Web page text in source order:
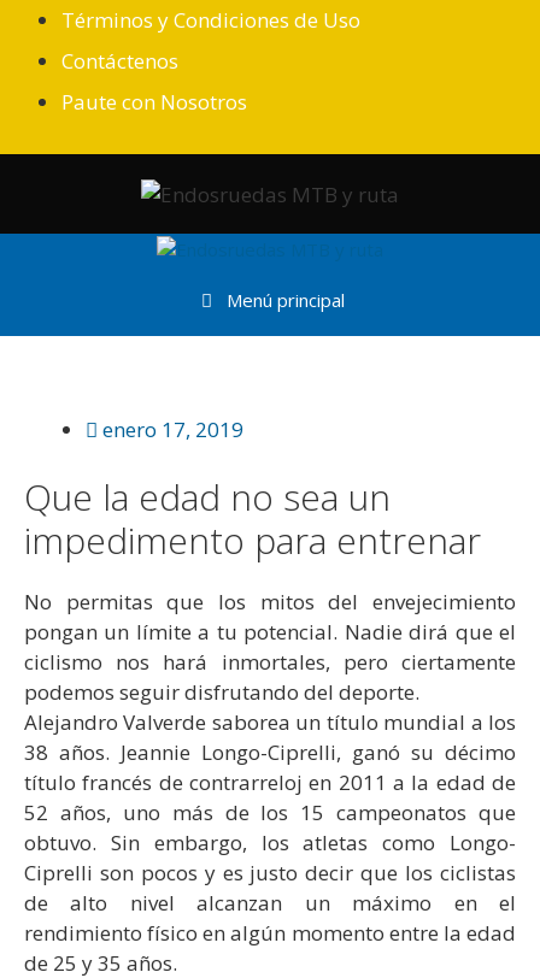
Saltar
contenido
Términos y Condiciones de Uso
Contáctenos
Paute con Nosotros
Menú principal
enero 17, 2019
Que la edad no sea un
impedimento para entrenar
No permitas que los mitos del envejecimiento
pongan un límite a tu potencial. Nadie dirá que el
ciclismo nos hará inmortales, pero ciertamente
podemos seguir disfrutando del deporte.
Alejandro Valverde saborea un título mundial a los
38 años. Jeannie Longo-Ciprelli, ganó su décimo
título francés de contrarreloj en 2011 a la edad de
52 años, uno más de los 15 campeonatos que
obtuvo. Sin embargo, los atletas como Longo-
Ciprelli son pocos y es justo decir que los ciclistas
de alto nivel alcanzan un máximo en el
rendimiento físico en algún momento entre la edad
de 25 y 35 años.